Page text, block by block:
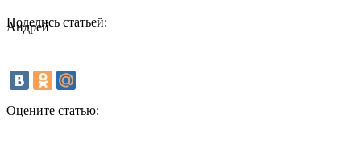
Андрей
Поделись статьей:
Оцените статью: